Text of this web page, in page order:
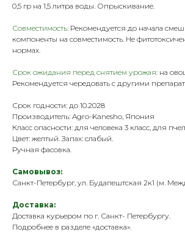
0,5 гр на 1,5 литра воды. Опрыскивание.
Совместимость: Рекомендуется до начала
компоненты на совместимость. Не
нормах.
Срок ожидания перед снятием урожая: на
Рекомендуется чередовать с другими
Срок годности: до 10.2028
Производитель: Agro-Kanesho, Япония
Класс опасности: для человека 3 класс, для пчел
Цвет: желтый. Запах: слабый.
Ручная фасовка.
Самовывоз:
Санкт-Петербург, ул. Будапештская 2к1 (м.
Доставка:
Доставка курьером по г. Санкт- Петербургу.
Подробнее в разделе «доставка».